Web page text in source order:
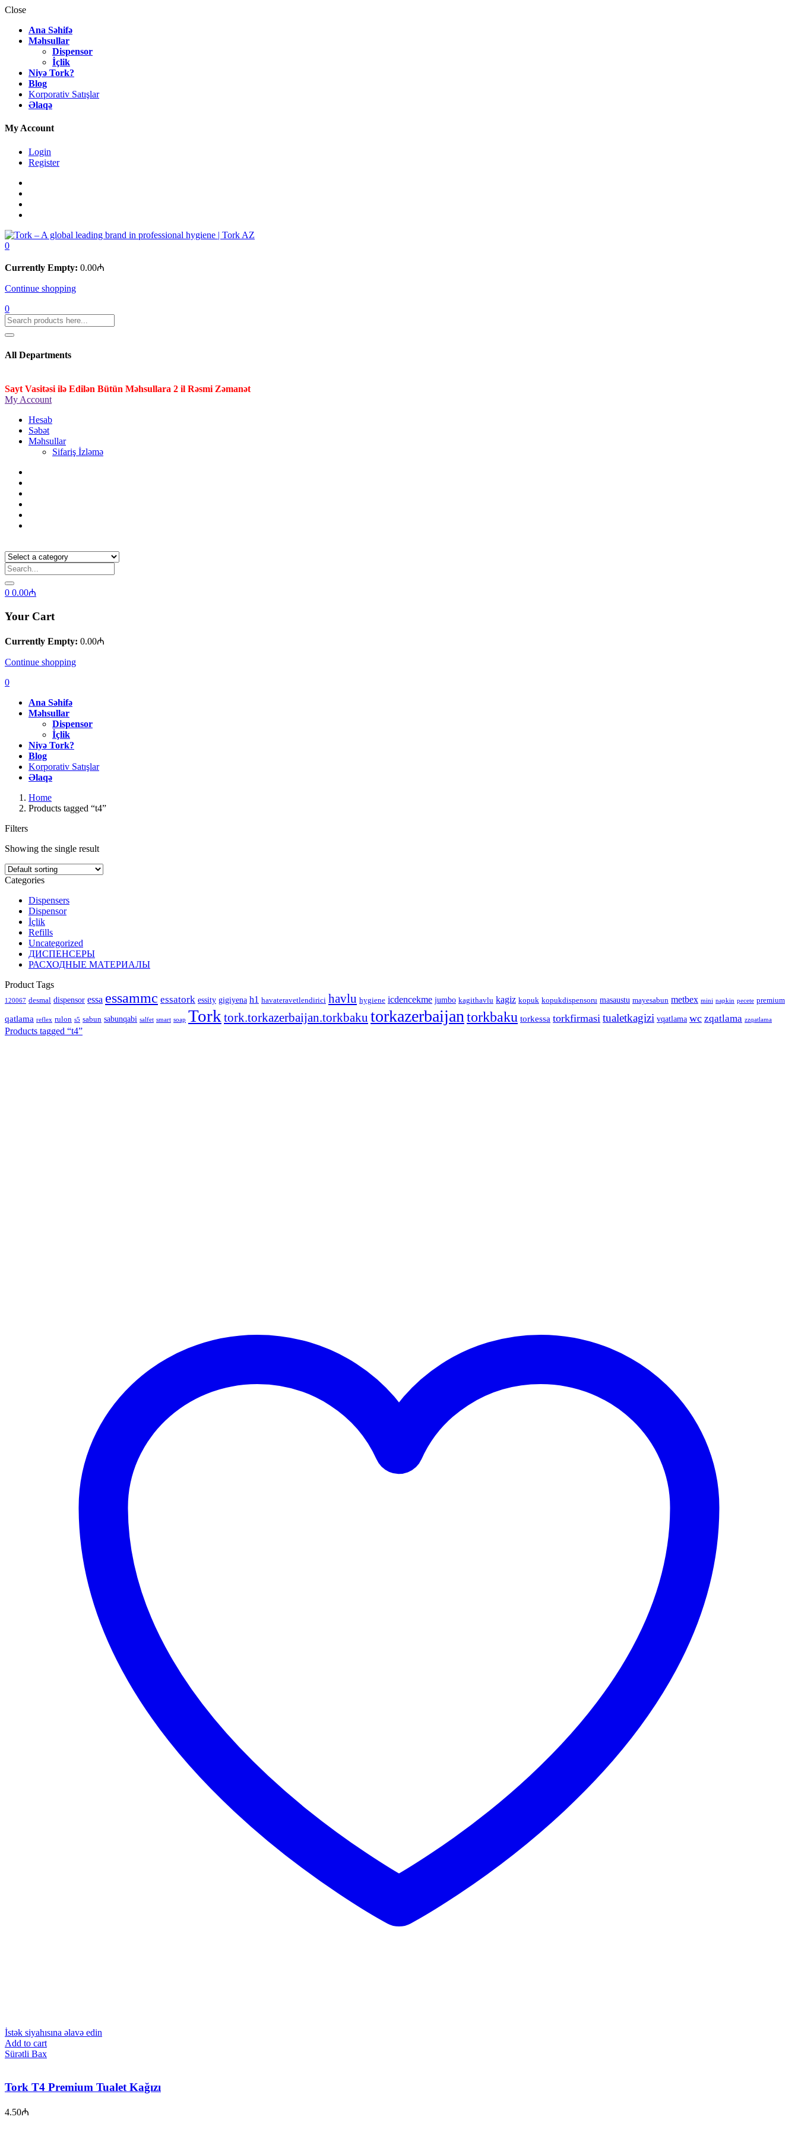
Close
Ana Səhifə
Məhsullar
Dispensor
İçlik
Niyə Tork?
Blog
Korporativ Satışlar
Əlaqə
My Account
Login
Register
0
Currently Empty: 0.00₼
Continue shopping
0
All Departments
Sayt Vasitəsi ilə Edilən Bütün Məhsullara 2 il Rəsmi Zəmanət
My Account
Hesab
Səbət
Məhsullar
Sifariş İzləmə
0 0.00₼
Your Cart
Currently Empty: 0.00₼
Continue shopping
0
Ana Səhifə
Məhsullar
Dispensor
İçlik
Niyə Tork?
Blog
Korporativ Satışlar
Əlaqə
Home
Products tagged “t4”
Filters
Showing the single result
Categories
Dispensers
Dispensor
İçlik
Refills
Uncategorized
ДИСПЕНСЕРЫ
РАСХОДНЫЕ МАТЕРИАЛЫ
Product Tags
120067 desmal dispensor essa essammc essatork essity gigiyena h1 havateravetlendirici havlu hygiene icdencekme jumbo kagithavlu kagiz kopuk kopukdispensoru masaustu mayesabun metbex mini napkin pecete premium
qatlama reflex rulon s5 sabun sabunqabi salfet smart soap Tork tork.torkazerbaijan.torkbaku torkazerbaijan torkbaku torkessa torkfirmasi tualetkagizi vqatlama wc zqatlama zzqatlama
Products tagged “t4”
İstək siyahısına əlavə edin
Add to cart
Sürətli Bax
Tork T4 Premium Tualet Kağızı
4.50₼